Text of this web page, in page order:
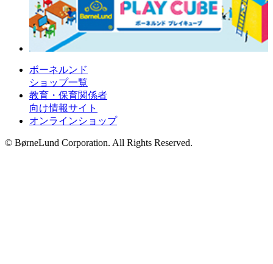
ボーネルンド
ショップ一覧
教育・保育関係者
向け情報サイト
オンラインショップ
© BørneLund Corporation. All Rights Reserved.